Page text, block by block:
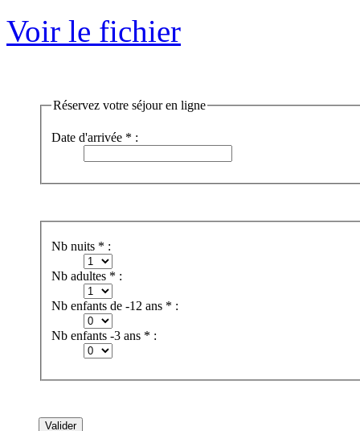
Voir le fichier
Réservez votre séjour en ligne
Date d'arrivée * :
Nb nuits * :
Nb adultes * :
Nb enfants de -12 ans * :
Nb enfants -3 ans * :